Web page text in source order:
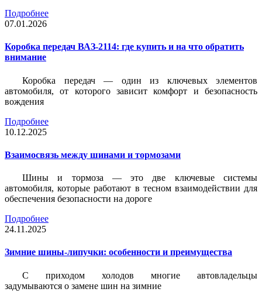
Подробнее
07.01.2026
Коробка передач ВАЗ-2114: где купить и на что обратить
внимание
Коробка передач — один из ключевых элементов
автомобиля, от которого зависит комфорт и безопасность
вождения
Подробнее
10.12.2025
Взаимосвязь между шинами и тормозами
Шины и тормоза — это две ключевые системы
автомобиля, которые работают в тесном взаимодействии для
обеспечения безопасности на дороге
Подробнее
24.11.2025
Зимние шины-липучки: особенности и преимущества
С приходом холодов многие автовладельцы
задумываются о замене шин на зимние